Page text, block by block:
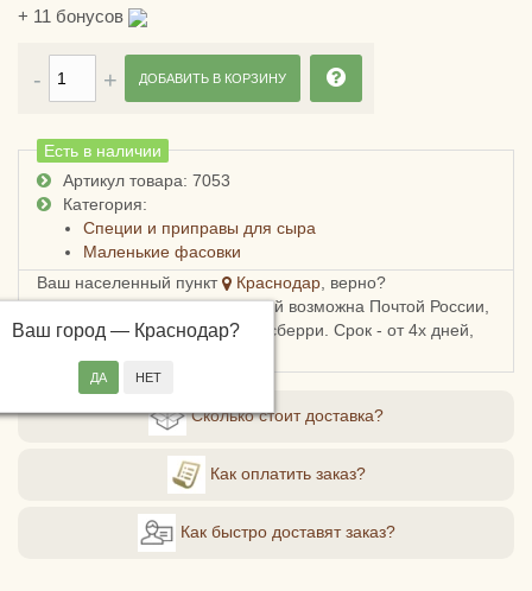
+ 11 бонусов
Есть в наличии
Артикул товара: 7053
Категория:
Специи и приправы для сыра
Маленькие фасовки
Ваш населенный пункт
Краснодар , верно?
Ваш город — Краснодар?
Доставка в Краснодарский край возможна Почтой России,
СДЭКом, Пятерочкой или Боксберри. Срок - от 4х дней,
ДОБАВИТЬ В КОРЗИНУ
Сколько стоит доставка?
Как оплатить заказ?
Как быстро доставят заказ?